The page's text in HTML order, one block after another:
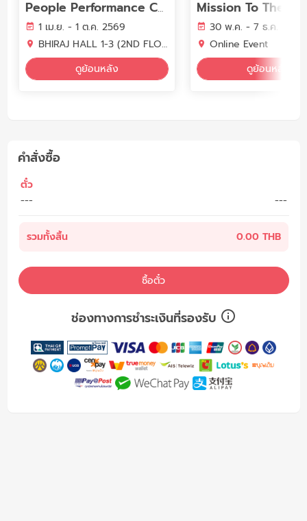
People Performance Conference (PPC2026) - YEAR OF WORK LIFE INTELLIGENCE
1 เม.ย. - 1 ต.ค. 2569
BHIRAJ HALL 1-3 (2ND FLOOR) BITEC BANGNA
ดูย้อนหลัง
30 พ.ค. - 7 ธ.ค. 2569
Online Event
ดูย้อนหลัง
คำสั่งซื้อ
ตั๋ว
---
---
รวมทั้งสิ้น 0.00 THB
ซื้อตั๋ว
ช่องทางการชำระเงินที่รองรับ